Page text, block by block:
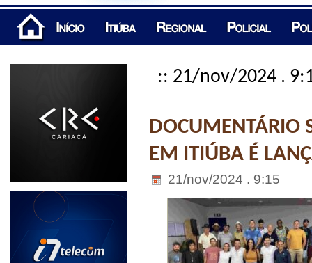
:: 21/nov/2024 .
DOCUMENTÁRIO
EM ITIÚBA É
21/nov/2024 . 9:15